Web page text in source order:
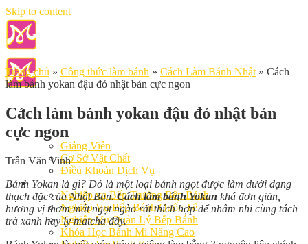
Skip to content
Giới Thiệu
Giảng Viên
Cơ Sở Vật Chất
Điều Khoản Dịch Vụ
Học Làm Bánh
Nghiệp vụ Bếp Trưởng Bếp Bánh
Nghiệp Vụ Bếp Bánh Quốc Tế
Nghiệp Vụ Quản Lý Bếp Bánh
Khóa Học Bánh Mì Nâng Cao
Trang chủ » Công thức làm bánh » Cách Làm Bánh Nhật » Cách
làm bánh yokan đậu đỏ nhật bản cực ngon
Cách làm bánh yokan đậu đỏ nhật bản
cực ngon
Trần Văn Vinh
Bánh Yokan là gì? Đó là một loại bánh ngọt được làm dưới dạng
thạch đặc của Nhật Bản.Cách làm bánh Yokan khá đơn giản,
hương vị thơm mát ngọt ngào rất thích hợp để nhâm nhi cùng tách
trà xanh hay ly matcha đấy.